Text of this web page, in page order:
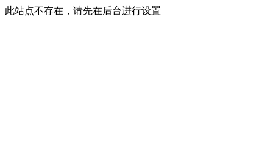
此站点不存在，请先在后台进行设置